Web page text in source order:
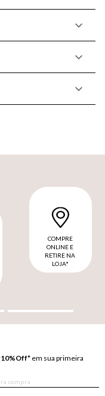
COMPRE
ONLINE E
RETIRE NA
LOJA*
10%Off* em sua primeira